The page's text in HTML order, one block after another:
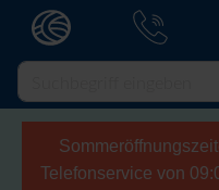
Telefonservice von